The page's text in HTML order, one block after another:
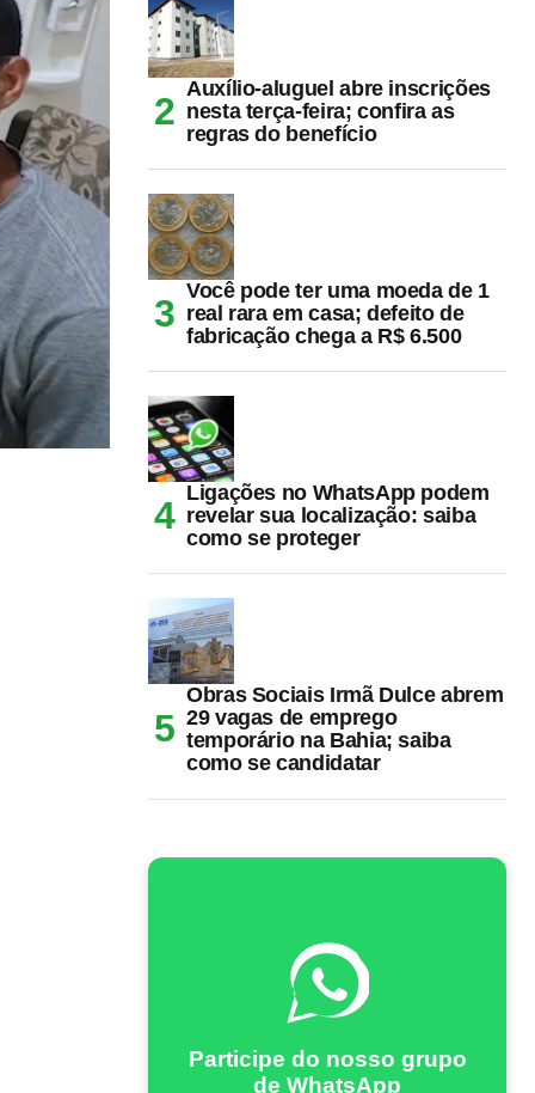
Auxílio-aluguel abre inscrições
nesta terça-feira; confira as
regras do benefício
Você pode ter uma moeda de 1
real rara em casa; defeito de
fabricação chega a R$ 6.500
Ligações no WhatsApp podem
revelar sua localização: saiba
como se proteger
Obras Sociais Irmã Dulce abrem
29 vagas de emprego
temporário na Bahia; saiba
como se candidatar
Participe do nosso grupo
de WhatsApp